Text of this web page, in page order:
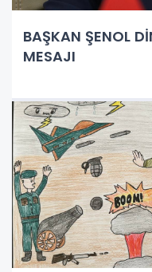
BAŞKAN ŞENOL
MESAJI